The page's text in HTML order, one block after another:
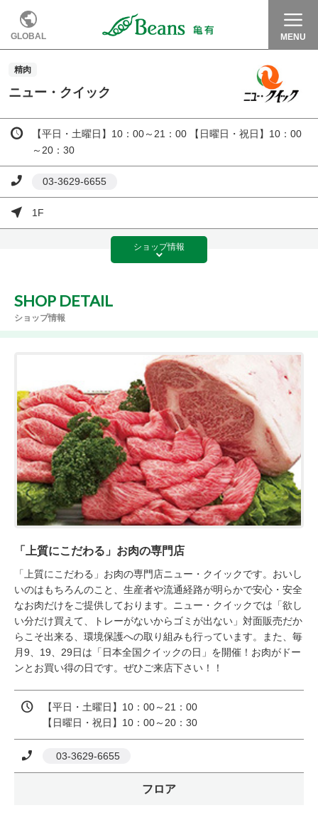
GLOBAL MENU
精肉
ニュー・クイック
【平日・土曜日】10：00～21：00 【日曜日・祝日】10：00
～20：30
03-3629-6655
1F
ショップ情報
SHOP DETAIL
ショップ情報
「上質にこだわる」お肉の専門店
「上質にこだわる」お肉の専門店ニュー・クイックです。おいし
いのはもちろんのこと、生産者や流通経路が明らかで安心・安全
なお肉だけをご提供しております。ニュー・クイックでは「欲し
い分だけ買えて、トレーがないからゴミが出ない」対面販売だか
らこそ出来る、環境保護への取り組みも行っています。また、毎
月9、19、29日は「日本全国クイックの日」を開催！お肉がドー
ンとお買い得の日です。ぜひご来店下さい！！
【平日・土曜日】10：00～21：00
【日曜日・祝日】10：00～20：30
03-3629-6655
フロア